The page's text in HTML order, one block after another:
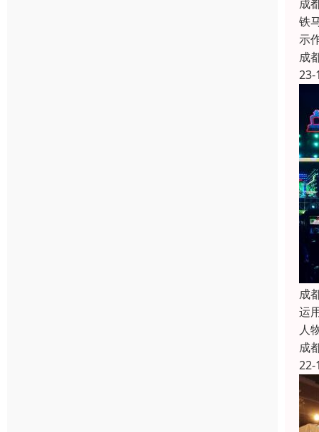
成
铁
示
成
23-
成
运
人
成
22-